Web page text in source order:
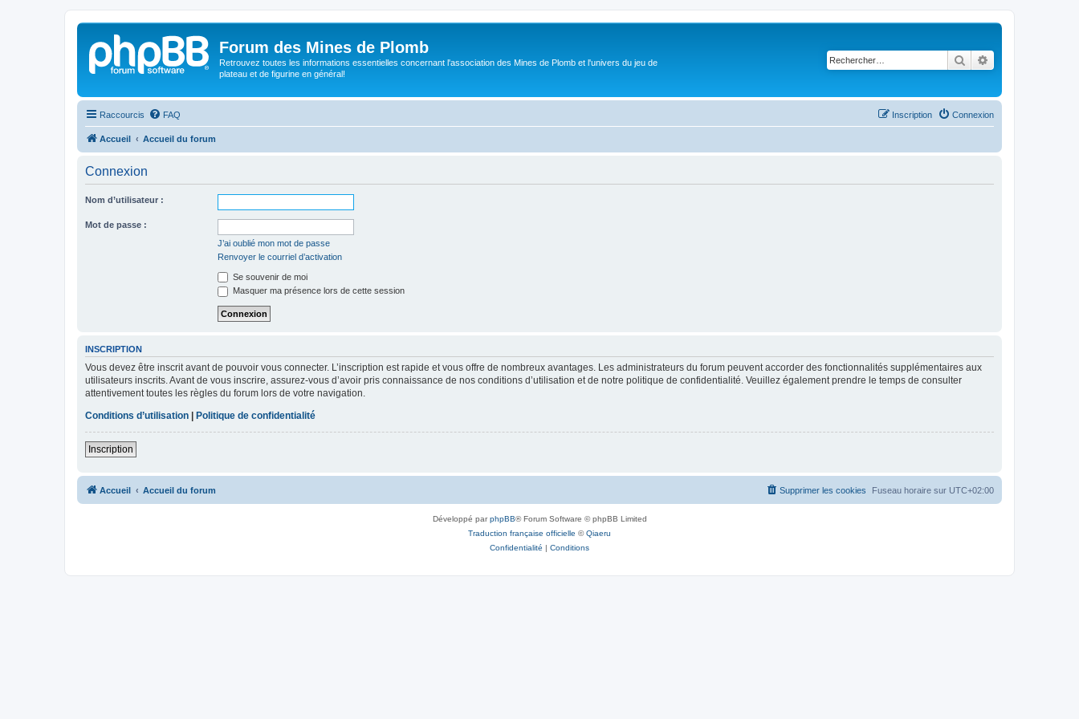
Forum des Mines de Plomb
Retrouvez toutes les informations essentielles concernant l'association des Mines de Plomb et l'univers du jeu de
plateau et de figurine en général!
Rechercher
Raccourcis FAQ Connexion
Inscription
Accueil Accueil du forum
Connexion
Nom d’utilisateur :
Mot de passe :
J’ai oublié mon mot de passe
Renvoyer le courriel d’activation
Se souvenir de moi
Masquer ma présence lors de cette session
INSCRIPTION
Vous devez être inscrit avant de pouvoir vous connecter. L’inscription est rapide et vous offre de nombreux avantages. Les administrateurs du forum peuvent accorder des fonctionnalités supplémentaires aux
utilisateurs inscrits. Avant de vous inscrire, assurez-vous d’avoir pris connaissance de nos conditions d’utilisation et de notre politique de confidentialité. Veuillez également prendre le temps de consulter
attentivement toutes les règles du forum lors de votre navigation.
Conditions d’utilisation
Politique de confidentialité
Inscription
Accueil Accueil du forum Fuseau horaire sur UTC+02:00
Supprimer les cookies
Développé parphpBB® Forum Software © phpBB Limited
Traduction française officielle ©Qiaeru
Confidentialité | Conditions